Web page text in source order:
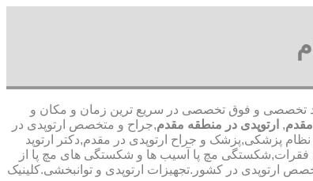
ارتوپد تخصصی و فوق تخصصی در سریع ترین زمان و مکان و
, ارتوپدی در منطقه مقدم,جراح و متخصص ارتوپدی در
پزشکی,پزشک و جراح ارتوپدی در مقدم,دکتر ارتوپد
فقرات,شکستگی مچ پا آسیب ها و شکستگی های مچ پا از
‏ارتوپدی ‏در ‏کشور.تجهیزات ارتوپدی و توانبخشی.کلینیک